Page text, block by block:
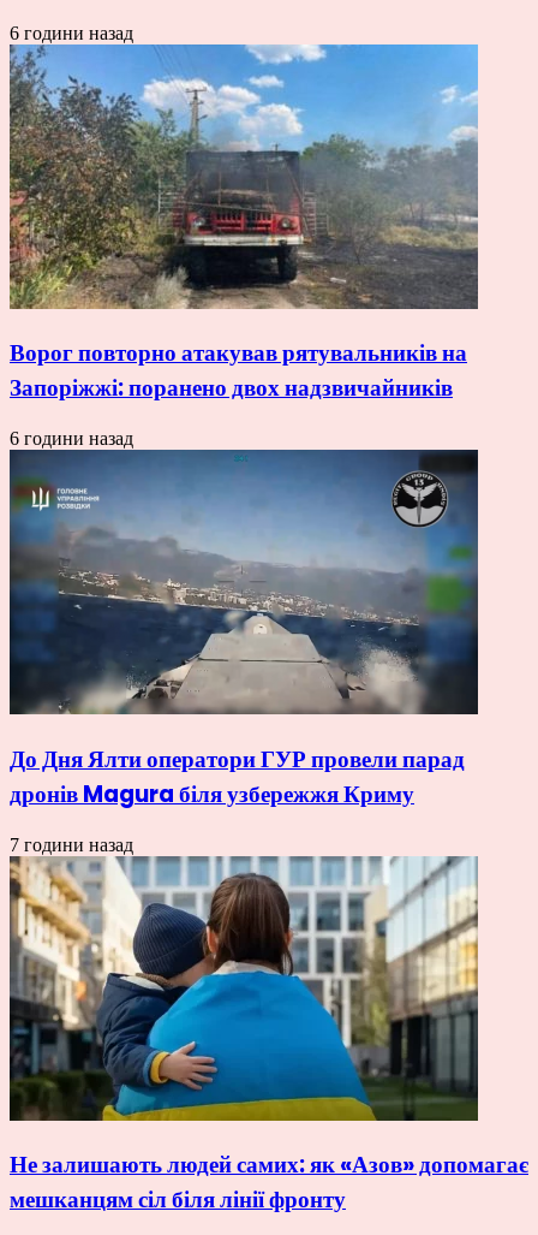
6 години назад
Ворог повторно атакував рятувальників на
Запоріжжі: поранено двох надзвичайників
6 години назад
До Дня Ялти оператори ГУР провели парад
дронів Magura біля узбережжя Криму
7 години назад
Не залишають людей самих: як «Азов» допомагає
мешканцям сіл біля лінії фронту